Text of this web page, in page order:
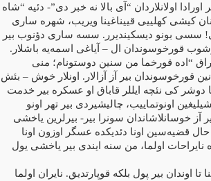
اولانلاردان “آی بالا نه خبر دی”- دئیه “شاه
کیشی کهلییی قییناغینا ویریب، شهره ساری
سسی بونو دیسکیندیرر. سسه ساری دؤنوب بیر
قورخوسوندان ال – آیاغی اسمه‌یه باشلار.
“اده قورخما من سنین دوستونام؛ منی
قورخوسوندان بیر آز آزالار. اونلار خوش – بئش
دوشر کی نئچه ایللر قاباق او عسکره بیر خدمت
اونوتماییب، چالیشیردی بیر تهر اونو
خوسانلاشاندان سونرا بیر- بیرلرین یاخشی
قضیه‌سین اونا دئدیکده عسگر اوزون اونا
اولما، من سنه ایندی بیر یاخشی یول
اوندان بیر پول بلکه قوپارتدیق. نایران اولما